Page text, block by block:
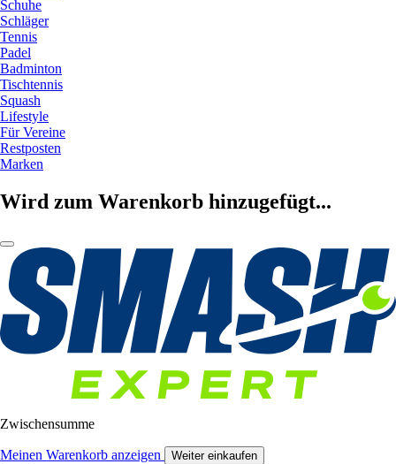
Schuhe
Schläger
Tennis
Padel
Badminton
Tischtennis
Squash
Lifestyle
Für Vereine
Restposten
Marken
Wird zum Warenkorb hinzugefügt...
Zwischensumme
Meinen Warenkorb anzeigen Weiter einkaufen